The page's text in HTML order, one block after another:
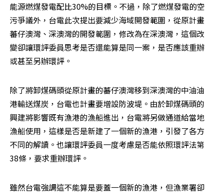
能源燃煤發電配比30%的目標。不過，除了燃煤發電的空
污爭議外，台電此次提出要減少海域開發範圍，從原計畫
蕃仔澳灣、深澳灣的開發範圍，修改為在深澳灣，這個改
變卻讓環評委員思考是否還能算是同一案，是否應該重辦
或甚至另辦環評。
除了將卸煤碼頭從原計畫的蕃仔澳灣移到深澳灣的中油油
港輸送煤炭，台電也計畫要增設防波堤。由於卸煤碼頭的
興建將影響既有漁港的漁船進出，台電將另做通道給當地
漁船使用，這樣是否是新建了一個新的漁港，引發了各方
不同的解讀。也讓環評委員一度考慮是否能依照環評法第
38條，要求重辦環評。
雖然台電強調這不能算是要蓋一個新的漁港，但漁業署卻